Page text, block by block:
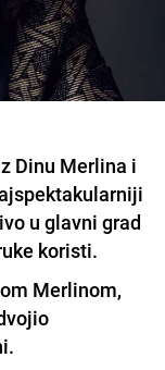
Dinu Merlina i
u glavni grad
koristi.
Merlinom,